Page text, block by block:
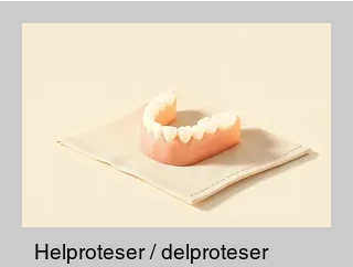
Helproteser / delproteser